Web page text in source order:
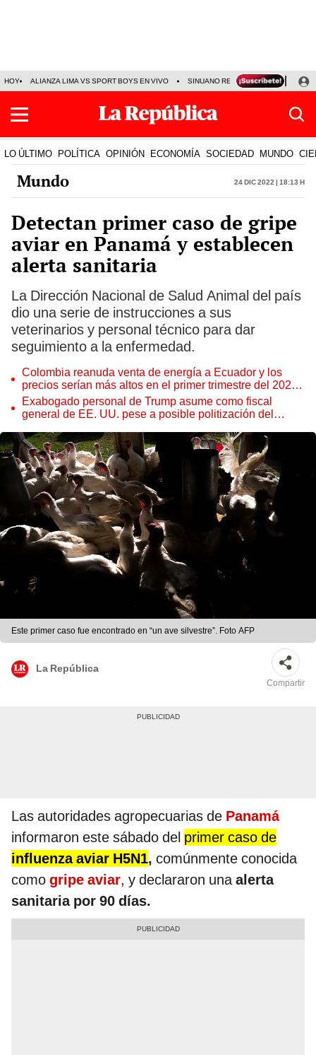
HOY ALIANZA LIMA VS SPORT BOYS EN VIVO SINUANO RESULTADOS HOY
LO ÚLTIMO POLÍTICA OPINIÓN ECONOMÍA SOCIEDAD MUNDO
Mundo 24 Dic 2022 | 18:13 h
Detectan primer caso de gripe
aviar en Panamá y establecen
alerta sanitaria
La Dirección Nacional de Salud Animal del país
dio una serie de instrucciones a sus
veterinarios y personal técnico para dar
seguimiento a la enfermedad.
Colombia reanuda venta de energía a Ecuador y los
precios serían más altos en el primer trimestre del 2027,
según Cenace
Exabogado personal de Trump asume como fiscal
general de EE. UU. pese a posible politización del
Este primer caso fue encontrado en “un ave silvestre”. Foto AFP
La República
Compartir
Las autoridades agropecuarias de Panamá
informaron este sábado del primer caso de
influenza aviar H5N1, comúnmente conocida
como gripe aviar, y declararon unaalerta
sanitaria por 90 días.